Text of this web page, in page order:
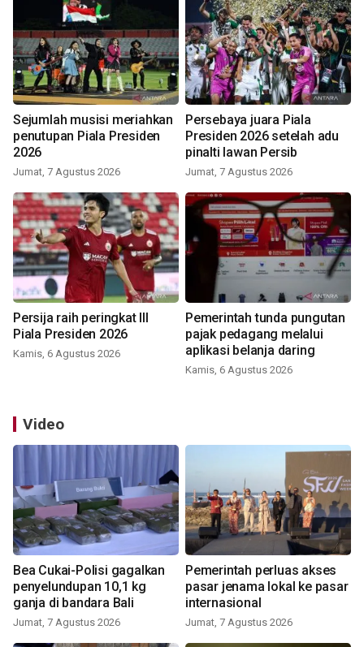
Sejumlah musisi meriahkan
penutupan Piala Presiden
2026
Jumat, 7 Agustus 2026
Persebaya juara Piala
Presiden 2026 setelah adu
pinalti lawan Persib
Jumat, 7 Agustus 2026
Persija raih peringkat III
Piala Presiden 2026
Kamis, 6 Agustus 2026
Pemerintah tunda pungutan
pajak pedagang melalui
aplikasi belanja daring
Kamis, 6 Agustus 2026
Video
Bea Cukai-Polisi gagalkan
penyelundupan 10,1 kg
ganja di bandara Bali
Jumat, 7 Agustus 2026
Pemerintah perluas akses
pasar jenama lokal ke pasar
internasional
Jumat, 7 Agustus 2026